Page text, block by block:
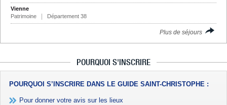
Vienne
Patrimoine
Département 38
Plus de séjours
POURQUOI S'INSCRIRE
POURQUOI S’INSCRIRE DANS LE GUIDE SAINT-CHRISTOPHE :
Pour donner votre avis sur les lieux